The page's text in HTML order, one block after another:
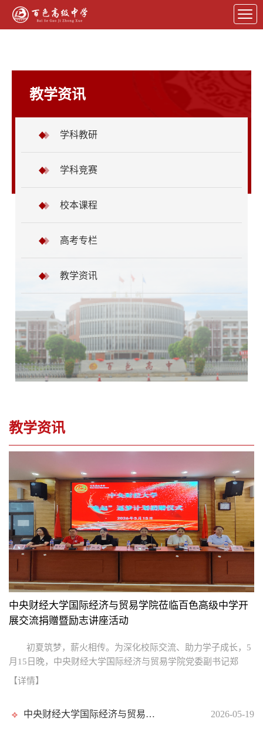
教学资讯
学科教研
学科竞赛
校本课程
高考专栏
教学资讯
教学资讯
中央财经大学国际经济与贸易学院莅临百色高级中学开
展交流捐赠暨励志讲座活动
初夏筑梦，薪火相传。为深化校际交流、助力学子成长，5
月15日晚，中央财经大学国际经济与贸易学院党委副书记郑
夙、教授梅冬州、就业专员施立萍及优秀学生代表刘姝言一行
【详情】
中央财经大学国际经济与贸易学院莅临百色高级中学开展交流捐赠暨励志讲座活动 2026-05-19